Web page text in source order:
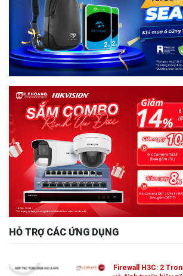
HỖ TRỢ CÁC ỨNG DỤNG
và định tuyến hiệu